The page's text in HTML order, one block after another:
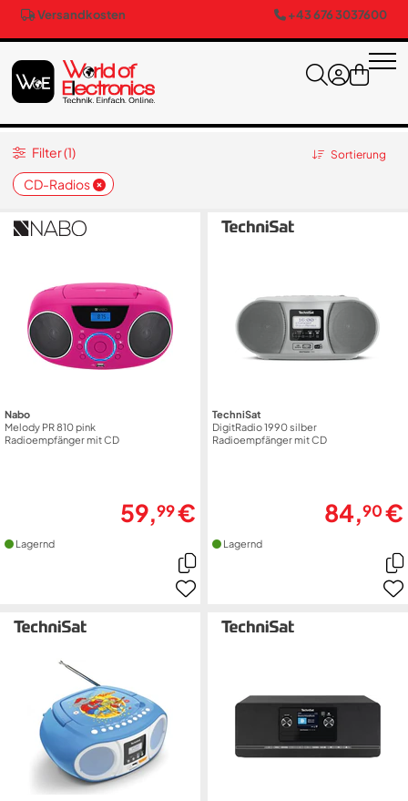
Versandkosten +43 676 3037600
Sortierung
CD-Radios
Filter (1)
Nabo
Melody PR 810 pink
Radioempfänger mit CD
59,99€
Lagernd
TechniSat
DigitRadio 1990 silber
Radioempfänger mit CD
84,90€
Lagernd